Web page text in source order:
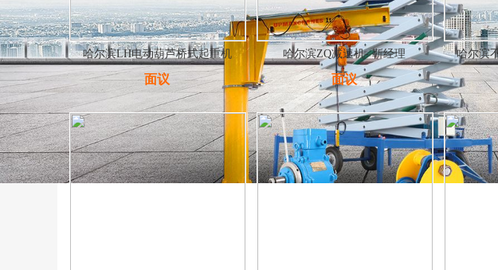
哈尔滨LH电动葫芦桥式起重机
面议
哈尔滨ZQ减速机- 靳经理
面议
哈尔滨